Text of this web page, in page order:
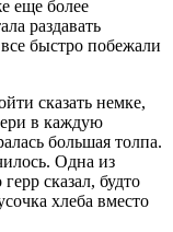
еще более
раздавать
быстро побежали
сказать немке,
в каждую
большая толпа.
Одна из
сказал, будто
хлеба вместо